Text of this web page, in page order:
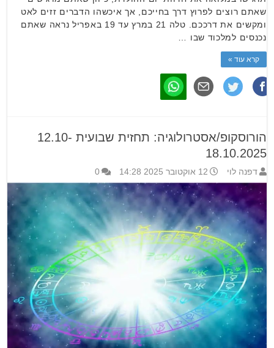
שאתם רוצים לפרוץ דרך בחייכם, אך איכשהו הדברים זזים לאט
ומקשים את דרככם. טלה 21 במרץ עד 19 באפריל נראה שאתם
נכנסים למלכוד שבו …
קרא עוד »
הורוסקופ/אסטרולוגיה: תחזית שבועית 12.10-
18.10.2025
דפנה לוי 12 אוקטובר 2025 14:28 0